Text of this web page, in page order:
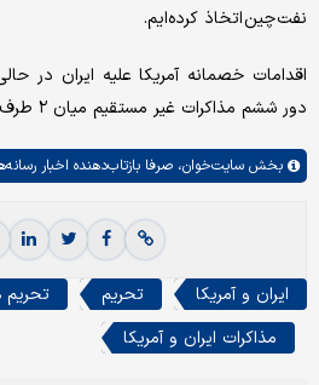
نفت چین اتخاذ کرده‌ایم.
اقدامات خصمانه آمریکا علیه ایران در
دور ششم مذاکرات غیر مستقیم میان ۲ طرف روز یکشنبه برگزار شود.
بخش سایت‌خوان، صرفا بازتاب‌دهنده اخبار
ایران و آمریکا تحریم
تحریم
مذاکرات ایران و آمریکا